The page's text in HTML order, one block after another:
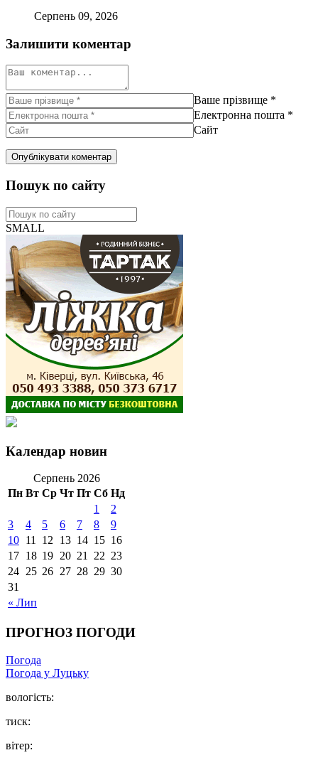
Серпень 09, 2026
Залишити коментар
Ваше прізвище *
Електронна пошта *
Сайт
Пошук по сайту
SMALL
Календар новин
Серпень 2026
Пн Вт Ср Чт Пт Сб Нд
« Лип
1
2
3
4 5 6 7 8
9
10 11 12 13 14 15 16
17 18 19 20 21 22 23
24 25 26 27 28 29 30
31
ПРОГНОЗ ПОГОДИ
Погода
Погода у Луцьку
вологість:
тиск:
вітер: